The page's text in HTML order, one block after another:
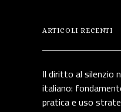
ARTICOLI RECENTI
Il diritto al silenzio
italiano:
pratica e uso